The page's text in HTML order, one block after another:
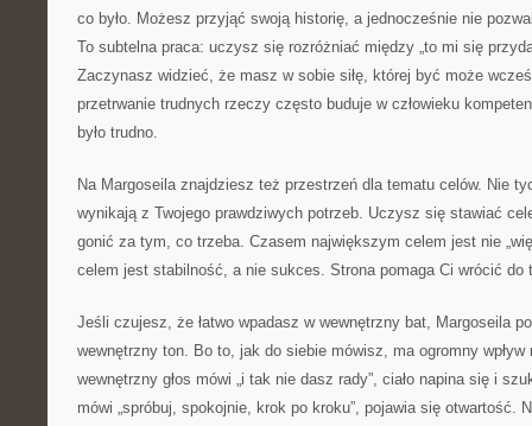
co było. Możesz przyjąć swoją historię, a jednocześnie nie
To subtelna praca: uczysz się rozróżniać między „to mi się
Zaczynasz widzieć, że masz w sobie siłę, której być może
przetrwanie trudnych rzeczy często buduje w człowieku
było trudno.
Na Margoseila znajdziesz też przestrzeń dla tematu celów. Nie
wynikają z Twojego prawdziwych potrzeb. Uczysz się stawiać
gonić za tym, co trzeba. Czasem największym celem jest nie
celem jest stabilność, a nie sukces. Strona pomaga Ci wrócić do
Jeśli czujesz, że łatwo wpadasz w wewnętrzny bat, Margoseila
wewnętrzny ton. Bo to, jak do siebie mówisz, ma ogromny wpływ
wewnętrzny głos mówi „i tak nie dasz rady”, ciało napina się i
mówi „spróbuj, spokojnie, krok po kroku”, pojawia się otwartość.